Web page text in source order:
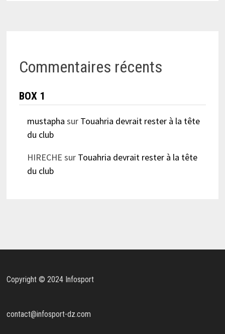
Commentaires récents
BOX 1
mustapha sur Touahria devrait rester à la tête
du club
HIRECHE sur Touahria devrait rester à la tête
du club
Copyright © 2024 Infosport
contact@infosport-dz.com